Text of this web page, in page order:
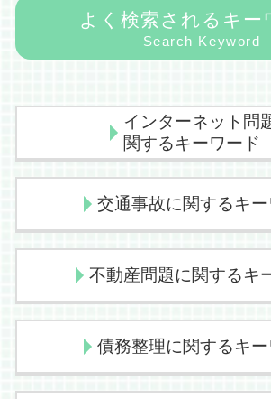
よく検索されるキー
Search Keyword
インターネット問
関するキーワード
開示請求 拒否
発信者情報開示請求 裁判 期間
名誉毀損 sns
削除請求 発信者情報開示
なりすまし twitter
交通事故に関するキ
交通事故 治療費 過失割合
症状固定 誰が決める
物損事故 弁護士
不動産問題に関するキ
不動産売買 仲介業務
賃料滞納 弁護士
債務整理に関するキ